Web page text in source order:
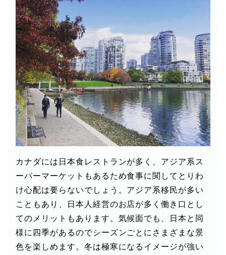
カナダには日本食レストランが多く、アジア系ス
ーパーマーケットもあるため食事に関してとりわ
け心配は要らないでしょう。アジア系移民が多い
こともあり、日本人経営のお店が多く働き口とし
てのメリットもあります。気候面でも、日本と同
様に四季があるのでシーズンごとにさまざまな景
色を楽しめます。冬は極寒になるイメージが強い